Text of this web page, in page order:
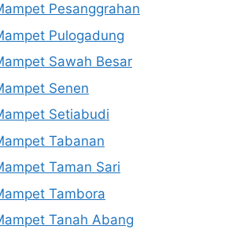
Pesanggrahan
Pulogadung
Sawah Besar
Senen
Setiabudi
Tabanan
Taman Sari
Tambora
Tanah Abang